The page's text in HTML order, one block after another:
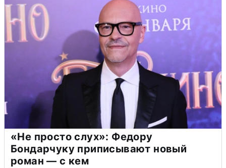
«Не просто слух»: Федору
Бондарчуку приписывают новый
роман — с кем